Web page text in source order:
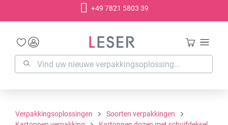
+49 7821 5803 39
Verpakkingsoplossingen
Soorten verpakkingen